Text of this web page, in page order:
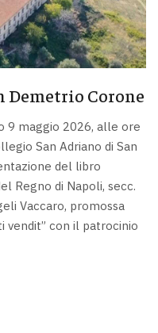
Demetrio Corone
9 maggio 2026, alle ore
San Adriano di San
del libro
Regno di Napoli, secc.
Vaccaro, promossa
vendit” con il patrocinio